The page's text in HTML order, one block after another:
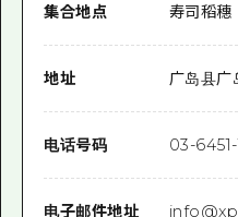
集合地点 寿司稻穗
地址 广岛县
电话号码 03-
电子邮件地址